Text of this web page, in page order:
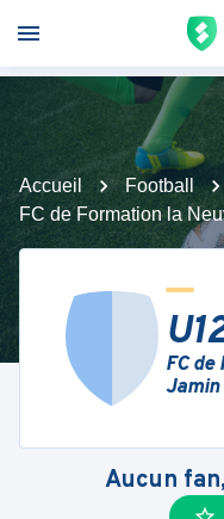
Accueil Football
FC de Formation la
FC
Jamin
Aucun